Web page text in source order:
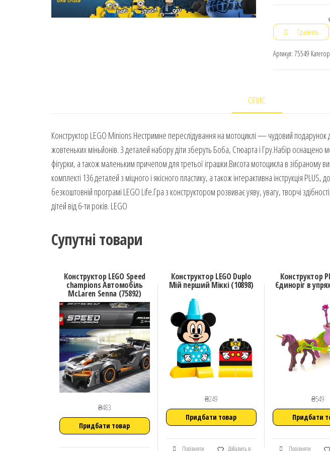
Сравнить
Артикул: 75549
ОПИС
Конструктор LEGO Minions Нестримне переслідування на мотоциклі — чудовий
жовтеньких міньйонів. З деталей набору діти зберуть Боба, Стюарта і Гру.Набір оснащено
фігурки, а також маленьким причепом для третьої іграшки.Висота мотоцикла в зібраному
комплекті 136 деталей з міцного і якісного пластику, а також інтерактивна інструкція
безкоштовній програмі LEGO Life.Гра з конструктором розвиває уяву, увагу, творчі
дітей від 6-ти років. LEGO
Супутні товари
Конструктор LEGO Speed
champions Автомобіль
McLaren Senna (75892)
₴483
Придбати товар
Конструктор LEGO Duplo
Мій перший Міккі (10898)
₴249
Придбати товар
Порівняти
Добавить в
Конструктор
Єдиноріг в
₴549
Придбати
Порівняти